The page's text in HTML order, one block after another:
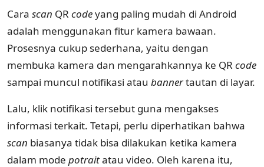
Cara scan QR codeyang paling mudah di Android
adalah menggunakan fitur kamera bawaan.
Prosesnya cukup sederhana, yaitu dengan
membuka kamera dan mengarahkannya ke QR code
sampai muncul notifikasi atau bannertautan di layar.
Lalu, klik notifikasi tersebut guna mengakses
informasi terkait. Tetapi, perlu diperhatikan bahwa
scan biasanya tidak bisa dilakukan ketika kamera
dalam mode potraitatau video. Oleh karena itu,